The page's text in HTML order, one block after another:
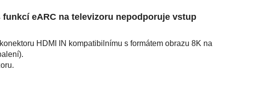
funkcíeARC na televizoru nepodporuje vstup
HDMI IN kompatibilnímu s formátem obrazu 8K na